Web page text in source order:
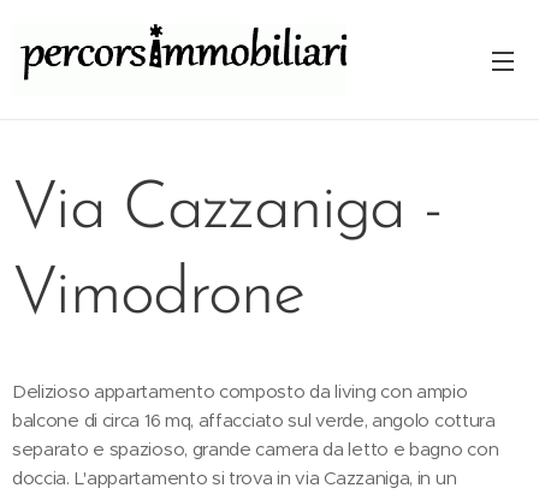
Via Cazzaniga -
Vimodrone
Delizioso appartamento composto da living con ampio
balcone di circa 16 mq, affacciato sul verde, angolo cottura
separato e spazioso, grande camera da letto e bagno con
doccia. L'appartamento si trova in via Cazzaniga, in un